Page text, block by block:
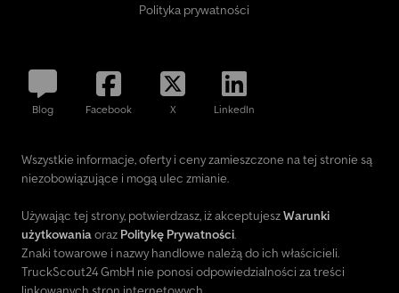
Polityka prywatności
Blog Facebook X LinkedIn
Wszystkie informacje, oferty i ceny zamieszczone na tej stronie są
niezobowiązujące i mogą ulec zmianie.
Używając tej strony, potwierdzasz, iż akceptujeszWarunki
użytkowaniaoraz Politykę Prywatności.
Znaki towarowe i nazwy handlowe należą do ich właścicieli.
TruckScout24 GmbH nie ponosi odpowiedzialności za treści